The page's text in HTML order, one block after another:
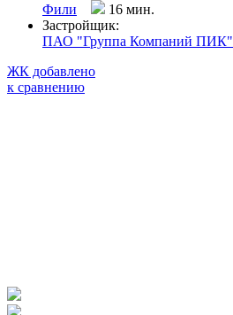
Фили
16 мин.
Застройщик:
ПАО "Группа Компаний ПИК"
ЖК добавлено
к сравнению